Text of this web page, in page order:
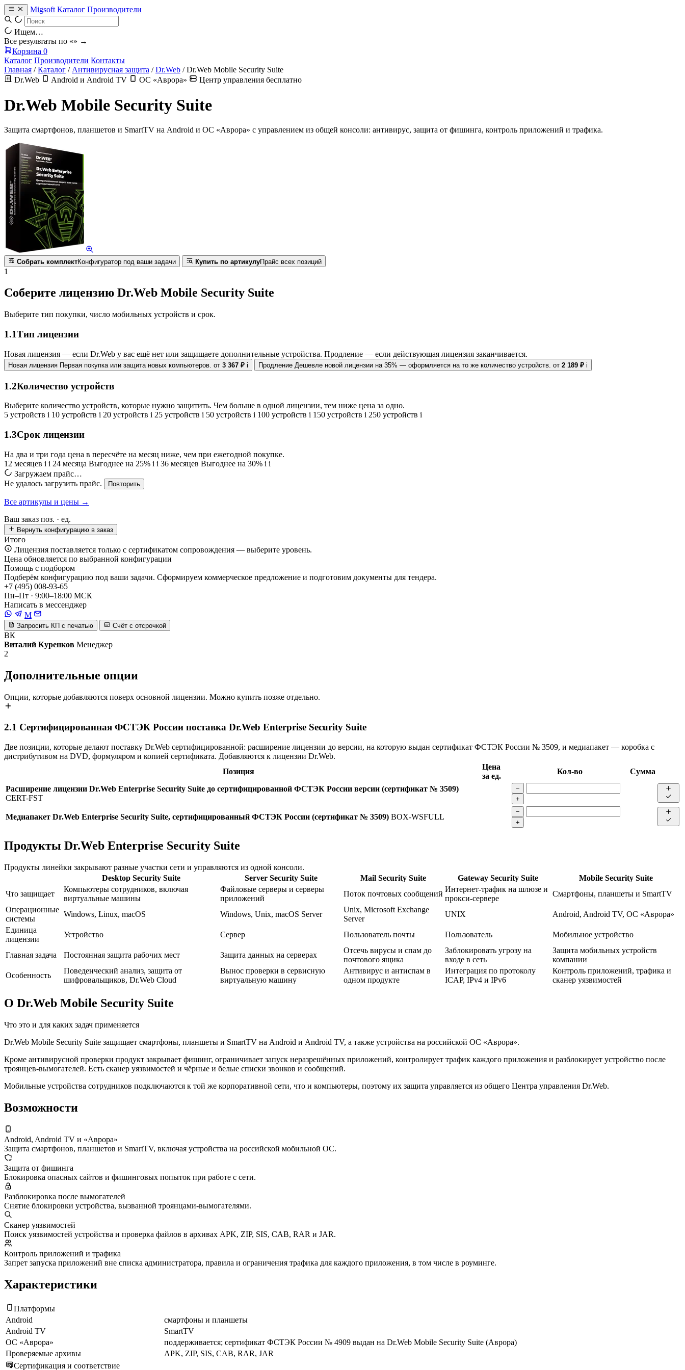
Migsoft Каталог Производители
Ищем…
Все результаты по «» →
Корзина 0
Каталог Производители Контакты
Главная / Каталог / Антивирусная защита / Dr.Web / Dr.Web Mobile Security Suite
Dr.Web
Android и Android TV ОС «Аврора» Центр управления бесплатно
Dr.Web Mobile Security Suite
Защита смартфонов, планшетов и SmartTV на Android и ОС «Аврора» с управлением из общей консоли: антивирус, защита от фишинга, контроль приложений и трафика.
Собрать комплектКонфигуратор под ваши задачи Купить по артикулуПрайс всех позиций
1
Соберите лицензию Dr.Web Mobile Security Suite
Выберите тип покупки, число мобильных устройств и срок.
1.1Тип лицензии
Новая лицензия — если Dr.Web у вас ещё нет или защищаете дополнительные устройства. Продление — если действующая лицензия заканчивается.
Новая лицензия Первая покупка или защита новых компьютеров. от 3 367 ₽ i Продление Дешевле новой лицензии на 35% — оформляется на то же количество устройств. от 2 189 ₽ i
1.2Количество устройств
Выберите количество устройств, которые нужно защитить. Чем больше в одной лицензии, тем ниже цена за одно.
5 устройств i 10 устройств i 20 устройств i 25 устройств i 50 устройств i 100 устройств i 150 устройств i 250 устройств i
1.3Срок лицензии
На два и три года цена в пересчёте на месяц ниже, чем при ежегодной покупке.
12 месяцев i i 24 месяца Выгоднее на 25% i i 36 месяцев Выгоднее на 30% i i
Загружаем прайс…
Не удалось загрузить прайс.
Повторить
Все артикулы и цены →
Ваш заказ поз. · ед.
Вернуть конфигурацию в заказ
Итого
Лицензия поставляется только с сертификатом сопровождения — выберите уровень.
Цена обновляется по выбранной конфигурации
Помощь с подбором
Подберём конфигурацию под ваши задачи. Сформируем коммерческое предложение и подготовим документы для тендера.
+7 (495) 008-93-65
Пн–Пт · 9:00–18:00 МСК
Написать в мессенджер
M
Запросить КП с печатью Счёт с отсрочкой
ВК
Виталий Куренков Менеджер
2
Дополнительные опции
Опции, которые добавляются поверх основной лицензии. Можно купить позже отдельно.
2.1 Сертифицированная ФСТЭК России поставка Dr.Web Enterprise Security Suite
Две позиции, которые делают поставку Dr.Web сертифицированной: расширение лицензии до версии, на которую выдан сертификат ФСТЭК России № 3509, и медиапакет — коробка с
дистрибутивом на DVD, формуляром и копией сертификата. Добавляются к лицензии Dr.Web.
Позиция
Цена
за ед.
Кол-во
Сумма
Расширение лицензии Dr.Web Enterprise Security Suite до сертифицированной ФСТЭК России версии (сертификат № 3509)
CERT-FST
−
+
Медиапакет Dr.Web Enterprise Security Suite, сертифицированный ФСТЭК России (сертификат № 3509) BOX-WSFULL
−
+
Продукты Dr.Web Enterprise Security Suite
Продукты линейки закрывают разные участки сети и управляются из одной консоли.
Desktop Security Suite
Server Security Suite Mail Security Suite Gateway Security Suite
Mobile Security Suite
Что защищает
Компьютеры сотрудников, включая
виртуальные машины
Файловые серверы и серверы
приложений
Поток почтовых сообщений
Интернет-трафик на шлюзе и
прокси-сервере
Смартфоны, планшеты и SmartTV
Операционные
системы
Windows, Linux, macOS Windows, Unix, macOS Server
Unix, Microsoft Exchange
Server
UNIX
Android, Android TV, ОС «Аврора»
Единица
лицензии
Устройство Сервер Пользователь почты Пользователь Мобильное устройство
Главная задача Постоянная защита рабочих мест Защита данных на серверах
Отсечь вирусы и спам до
почтового ящика
Заблокировать угрозу на
входе в сеть
Защита мобильных устройств
компании
Особенность
Поведенческий анализ, защита от
шифровальщиков, Dr.Web Cloud
Вынос проверки в сервисную
виртуальную машину
Антивирус и антиспам в
одном продукте
Интеграция по протоколу
ICAP, IPv4 и IPv6
Контроль приложений, трафика и
сканер уязвимостей
О Dr.Web Mobile Security Suite
Что это и для каких задач применяется
Dr.Web Mobile Security Suite защищает смартфоны, планшеты и SmartTV на Android и Android TV, а также устройства на российской ОС «Аврора».
Кроме антивирусной проверки продукт закрывает фишинг, ограничивает запуск неразрешённых приложений, контролирует трафик каждого приложения и разблокирует устройство после
троянцев-вымогателей. Есть сканер уязвимостей и чёрные и белые списки звонков и сообщений.
Мобильные устройства сотрудников подключаются к той же корпоративной сети, что и компьютеры, поэтому их защита управляется из общего Центра управления Dr.Web.
Возможности
Android, Android TV и «Аврора»
Защита смартфонов, планшетов и SmartTV, включая устройства на российской мобильной ОС.
Защита от фишинга
Блокировка опасных сайтов и фишинговых попыток при работе с сети.
Разблокировка после вымогателей
Снятие блокировки устройства, вызванной троянцами-вымогателями.
Сканер уязвимостей
Поиск уязвимостей устройства и проверка файлов в архивах APK, ZIP, SIS, CAB, RAR и JAR.
Контроль приложений и трафика
Запрет запуска приложений вне списка администратора, правила и ограничения трафика для каждого приложения, в том числе в роуминге.
Характеристики
Платформы
Android
смартфоны и планшеты
Android TV
SmartTV
ОС «Аврора»
поддерживается; сертификат ФСТЭК России № 4909 выдан на Dr.Web Mobile Security Suite (Аврора)
Проверяемые архивы
APK, ZIP, SIS, CAB, RAR, JAR
Сертификация и соответствие